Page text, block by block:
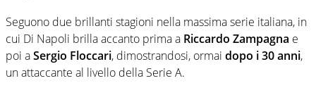
Seguono due brillanti stagioni nella massima serie italiana, in
cui Di Napoli brilla accanto prima a Riccardo Zampagna e
poi aSergio Floccari, dimostrandosi, ormai dopo i 30 anni,
un attaccante al livello della Serie A.